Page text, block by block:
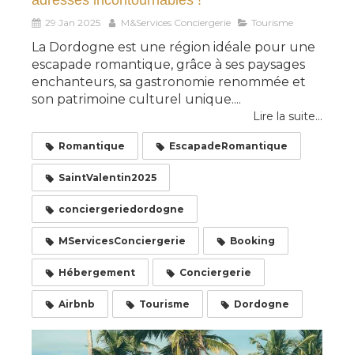
29 Jan 2025 M&Services Conciergerie Tourisme
La Dordogne est une région idéale pour une
escapade romantique, grâce à ses paysages
enchanteurs, sa gastronomie renommée et
son patrimoine culturel unique....
Lire la suite...
Romantique EscapadeRomantique
SaintValentin2025
conciergeriedordogne
MServicesConciergerie Booking
Hébergement Conciergerie
Airbnb Tourisme Dordogne